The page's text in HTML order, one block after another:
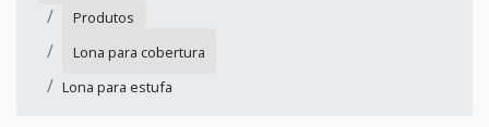
Produtos
Lona para cobertura
Lona para estufa